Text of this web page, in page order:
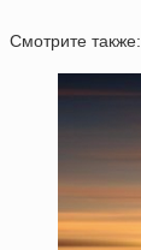
Смотрите также: